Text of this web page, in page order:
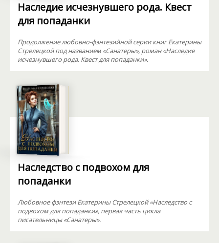
Наследие исчезнувшего рода. Квест
для попаданки
Продолжение любовно-фэнтезийной серии книг Екатерины
Стрелецкой под названием «Санатеры», роман «Наследие
исчезнувшего рода. Квест для попаданки».
Наследство с подвохом для
попаданки
Любовное фэнтези Екатерины Стрелецкой «Наследство с
подвохом для попаданки», первая часть цикла
писательницы «Санатеры».